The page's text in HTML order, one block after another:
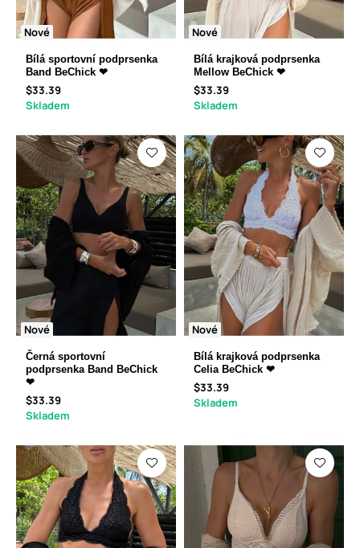
Nové
Bílá sportovní podprsenka
Band BeChick ❤
$33.39
Skladem
Nové
Bílá krajková podprsenka
Mellow BeChick ❤
$33.39
Skladem
Nové
Černá sportovní
podprsenka Band BeChick
❤
$33.39
Skladem
Nové
Bílá krajková podprsenka
Celia BeChick ❤
$33.39
Skladem